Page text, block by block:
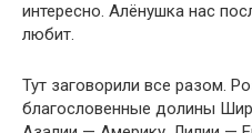
интересно. Алёнушка нас
любит.
Тут заговорили все разом.
благословенные долины